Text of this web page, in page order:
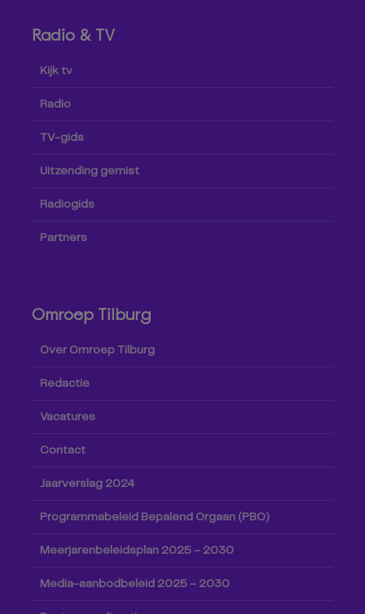
Radio & TV
Kijk tv
Radio
TV-gids
Uitzending gemist
Radiogids
Partners
Omroep Tilburg
Over Omroep Tilburg
Redactie
Vacatures
Contact
Jaarverslag 2024
Programmabeleid Bepalend Orgaan (PBO)
Meerjarenbeleidsplan 2025 – 2030
Media-aanbodbeleid 2025 – 2030